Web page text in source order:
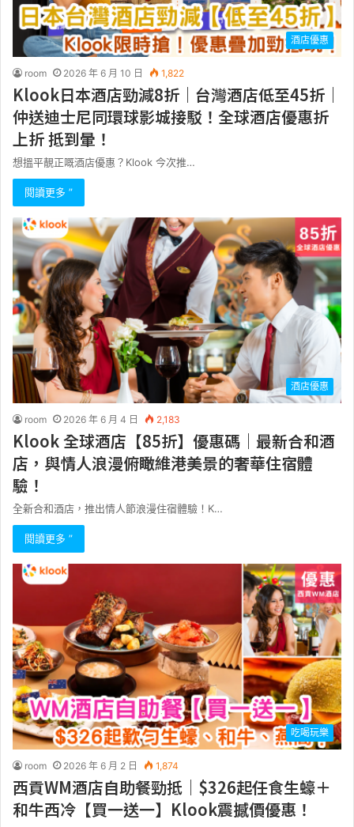
酒店優惠
room 2026 年 6 月 10 日 1,822
Klook日本酒店勁減8折｜台灣酒店低至45折｜
仲送迪士尼同環球影城接駁！全球酒店優惠折
上折 抵到暈！
想搵平靚正嘅酒店優惠？Klook 今次推…
閱讀更多 ”
酒店優惠
room 2026 年 6 月 4 日 2,183
Klook 全球酒店【85折】優惠碼｜最新合和酒
店，與情人浪漫俯瞰維港美景的奢華住宿體
驗！
全新合和酒店，推出情人節浪漫住宿體驗！K…
閱讀更多 ”
吃喝玩樂
room 2026 年 6 月 2 日 1,874
西貢WM酒店自助餐勁抵｜$326起任食生蠔＋
和牛西冷【買一送一】Klook震撼價優惠！